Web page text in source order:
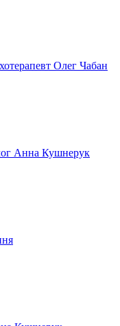
Олег Чабан
Анна Кушнерук